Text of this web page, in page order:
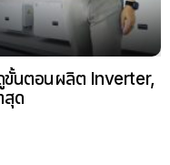
นตอนผลิต Inverter,
สุด